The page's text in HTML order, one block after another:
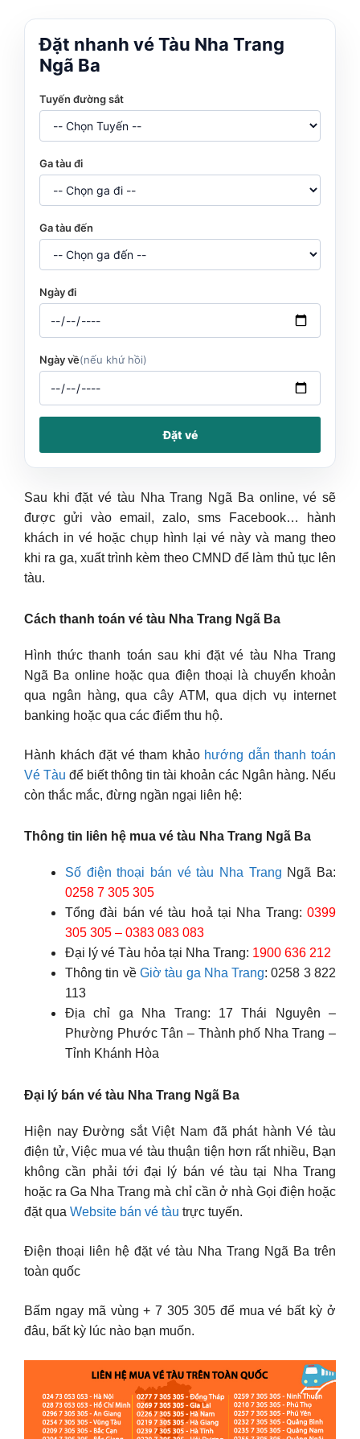
Đặt nhanh vé Tàu Nha Trang
Ngã Ba
Tuyến đường sắt
Ga tàu đi
Ga tàu đến
Ngày đi
Ngày về(nếu khứ hồi)
Đặt vé
Sau khi đặt vé tàu Nha Trang Ngã Ba online, vé sẽ
được gửi vào email, zalo, sms Facebook… hành
khách in vé hoặc chụp hình lại vé này và mang theo
khi ra ga, xuất trình kèm theo CMND để làm thủ tục lên
tàu.
Cách thanh toán vé tàu Nha Trang Ngã Ba
Hình thức thanh toán sau khi đặt vé tàu Nha Trang
Ngã Ba online hoặc qua điện thoại là chuyển khoản
qua ngân hàng, qua cây ATM, qua dịch vụ internet
banking hoặc qua các điểm thu hộ.
Hành khách đặt vé tham khảo hướng dẫn thanh toán
Vé Tàu để biết thông tin tài khoản các Ngân hàng. Nếu
còn thắc mắc, đừng ngần ngại liên hệ:
Thông tin liên hệ mua vé tàu Nha Trang Ngã Ba
Số điện thoại bán vé tàu Nha Trang Ngã Ba:
0258 7 305 305
Tổng đài bán vé tàu hoả tại Nha Trang: 0399
305 305 – 0383 083 083
Đại lý vé Tàu hỏa tại Nha Trang: 1900 636 212
Thông tin về Giờ tàu ga Nha Trang: 0258 3 822
113
Địa chỉ ga Nha Trang: 17 Thái Nguyên –
Phường Phước Tân – Thành phố Nha Trang –
Tỉnh Khánh Hòa
Đại lý bán vé tàu Nha Trang Ngã Ba
Hiện nay Đường sắt Việt Nam đã phát hành Vé tàu
điện tử, Việc mua vé tàu thuận tiện hơn rất nhiều, Bạn
không cần phải tới đại lý bán vé tàu tại Nha Trang
hoặc ra Ga Nha Trang mà chỉ cần ở nhà Gọi điện hoặc
đặt qua Website bán vé tàu trực tuyến.
Điện thoại liên hệ đặt vé tàu Nha Trang Ngã Ba trên
toàn quốc
Bấm ngay mã vùng + 7 305 305 để mua vé bất kỳ ở
đâu, bất kỳ lúc nào bạn muốn.